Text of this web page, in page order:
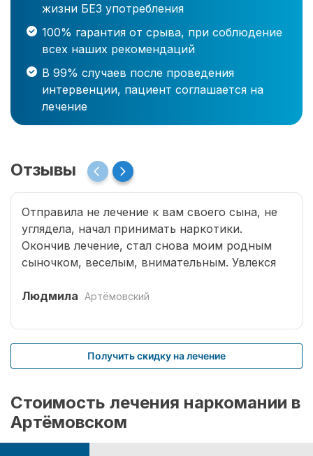
жизни БЕЗ употребления
100% гарантия от срыва, при соблюдение
всех наших рекомендаций
В 99% случаев после проведения
интервенции, пациент соглашается на
лечение
Отзывы
Отправила не лечение к вам своего сына, не
углядела, начал принимать наркотики.
Окончив лечение, стал снова моим родным
сыночком, веселым, внимательным. Увлекся
Страшно подумать, что было бы без помощи
Людмила Артёмовский
Получить скидку на лечение
Стоимость лечения наркомании в
Артёмовском